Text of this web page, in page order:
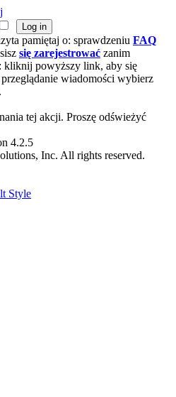
pamiętaj o: sprawdzeniu FAQ
się zarejestrować zanim
kliknij powyższy link, aby się
wiadomości wybierz
tej akcji. Proszę odświeżyć
4.2.5
Inc. All rights reserved.
Style